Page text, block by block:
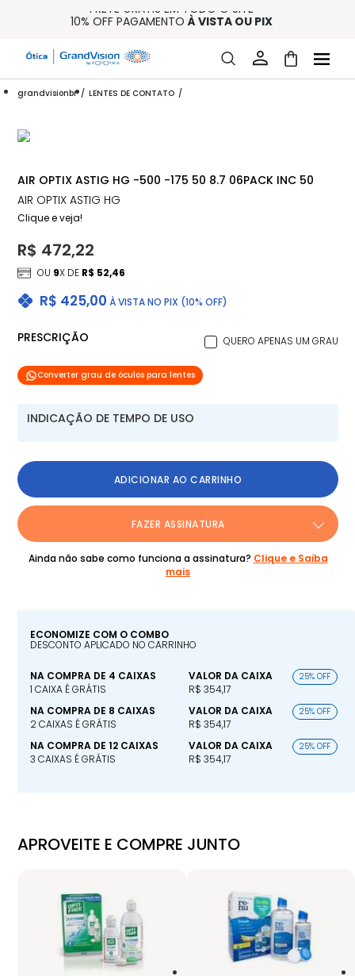
FRETE GRÁTIS EM TODO O SITE
10% OFF PAGAMENTO À VISTA OU PIX
15% OFF NA PRIMEIRA COMPRA (CONSULTE REGULAMENTO)
32% OFF NO COMBO - CONS. REG.
grandvisionbr LENTES DE CONTATO
AIR OPTIX ASTIG HG -500 -175 50 8.7 06PACK INC 50
AIR OPTIX ASTIG HG
Clique e veja!
R$ 425,00 À VISTA NO PIX (10% OFF)
R$ 472,22
OU 9X DE R$ 52,46
PRESCRIÇÃO QUERO APENAS UM GRAU
Converter grau de óculos para lentes
INDICAÇÃO DE TEMPO DE USO
ADICIONAR AO CARRINHO
FAZER ASSINATURA
Ainda não sabe como funciona a assinatura? Clique e Saiba
mais
ECONOMIZE COM O COMBO
DESCONTO APLICADO NO CARRINHO
NA COMPRA DE 4 CAIXAS
1 CAIXA É GRÁTIS
VALOR DA CAIXA
R$ 354,17
25% OFF
NA COMPRA DE 8 CAIXAS
2 CAIXAS É GRÁTIS
VALOR DA CAIXA
R$ 354,17
25% OFF
NA COMPRA DE 12 CAIXAS
3 CAIXAS É GRÁTIS
VALOR DA CAIXA
R$ 354,17
25% OFF
APROVEITE E COMPRE JUNTO